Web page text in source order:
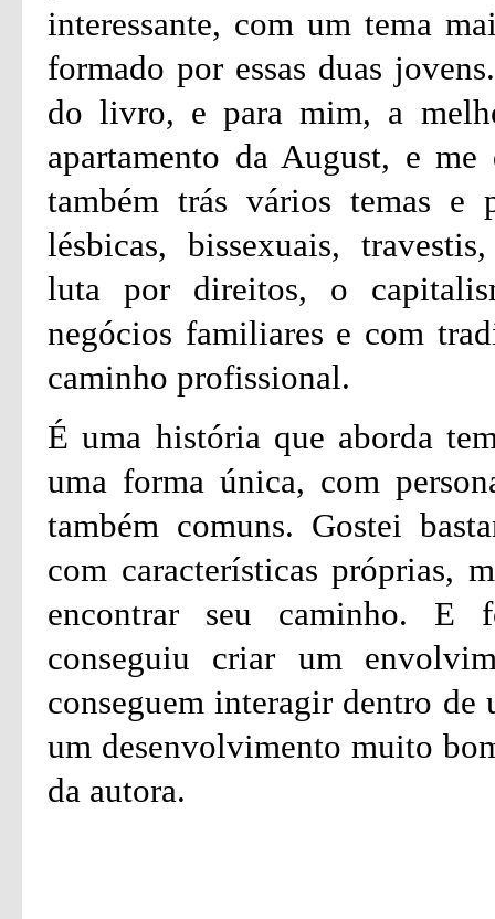
interessante, com um tema
formado por essas duas
do livro, e para mim, a
apartamento da August, e
também trás vários temas e
lésbicas, bissexuais,
luta por direitos, o
negócios familiares e com
caminho profissional.
É uma história que aborda
uma forma única, com
também comuns. Gostei
com características próprias,
encontrar seu caminho. E
conseguiu criar um
conseguem interagir dentro
um desenvolvimento muito
da autora.